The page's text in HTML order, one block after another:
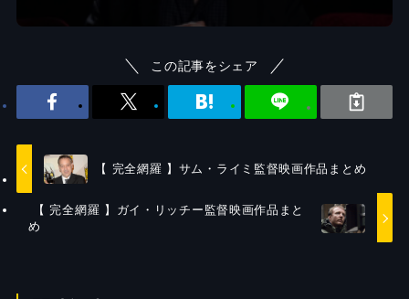
この記事をシェア
【 完全網羅 】サム・ライミ監督映画作品まとめ
【 完全網羅 】ガイ・リッチー監督映画作品まと
め